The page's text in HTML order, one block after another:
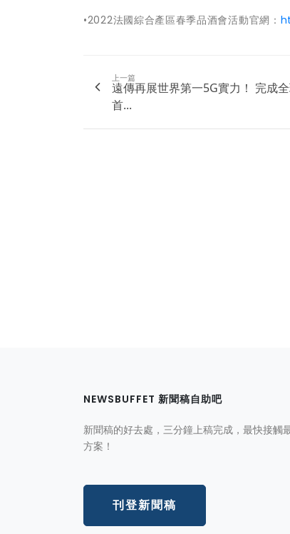
•2022法國綜合產區春季品酒會活動官網：
上一篇
遠傳再展世界第一5G實力！ 完成
首...
NEWSBUFFET 新聞稿自助吧
新聞稿的好去處，三分鐘上稿完成，最快接觸
方案！
刊登新聞稿